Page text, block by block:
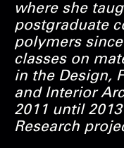
where she
postgraduate
polymers
classes on
in the Design,
and Interior
2011 until
Research